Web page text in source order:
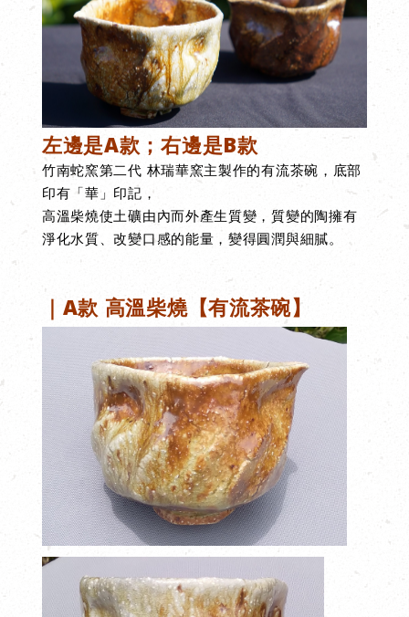
左邊是A款；右邊是B款
竹南蛇窯第二代 林瑞華窯主製作的有流茶碗，底部
印有「華」印記，
高溫柴燒使土礦由內而外產生質變，質變的陶擁有
淨化水質、改變口感的能量，變得圓潤與細膩。
｜A款 高溫柴燒【有流茶碗】